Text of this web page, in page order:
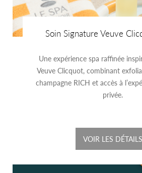
Soin Signature Veuve
Une expérience spa raffinée
Veuve Clicquot, combinant
champagne RICH et accès à
privée.
VOIR LES DÉTAILS